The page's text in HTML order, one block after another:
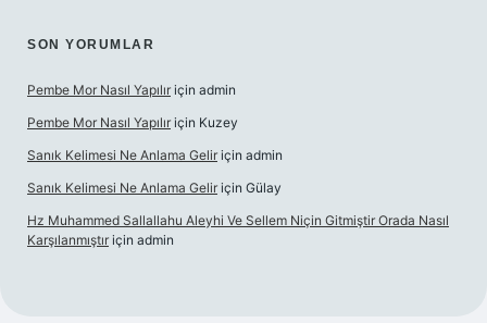
SON YORUMLAR
Pembe Mor Nasıl Yapılır için admin
Pembe Mor Nasıl Yapılır için Kuzey
Sanık Kelimesi Ne Anlama Gelir için admin
Sanık Kelimesi Ne Anlama Gelir için Gülay
Hz Muhammed Sallallahu Aleyhi Ve Sellem Niçin Gitmiştir Orada Nasıl
Karşılanmıştır için admin